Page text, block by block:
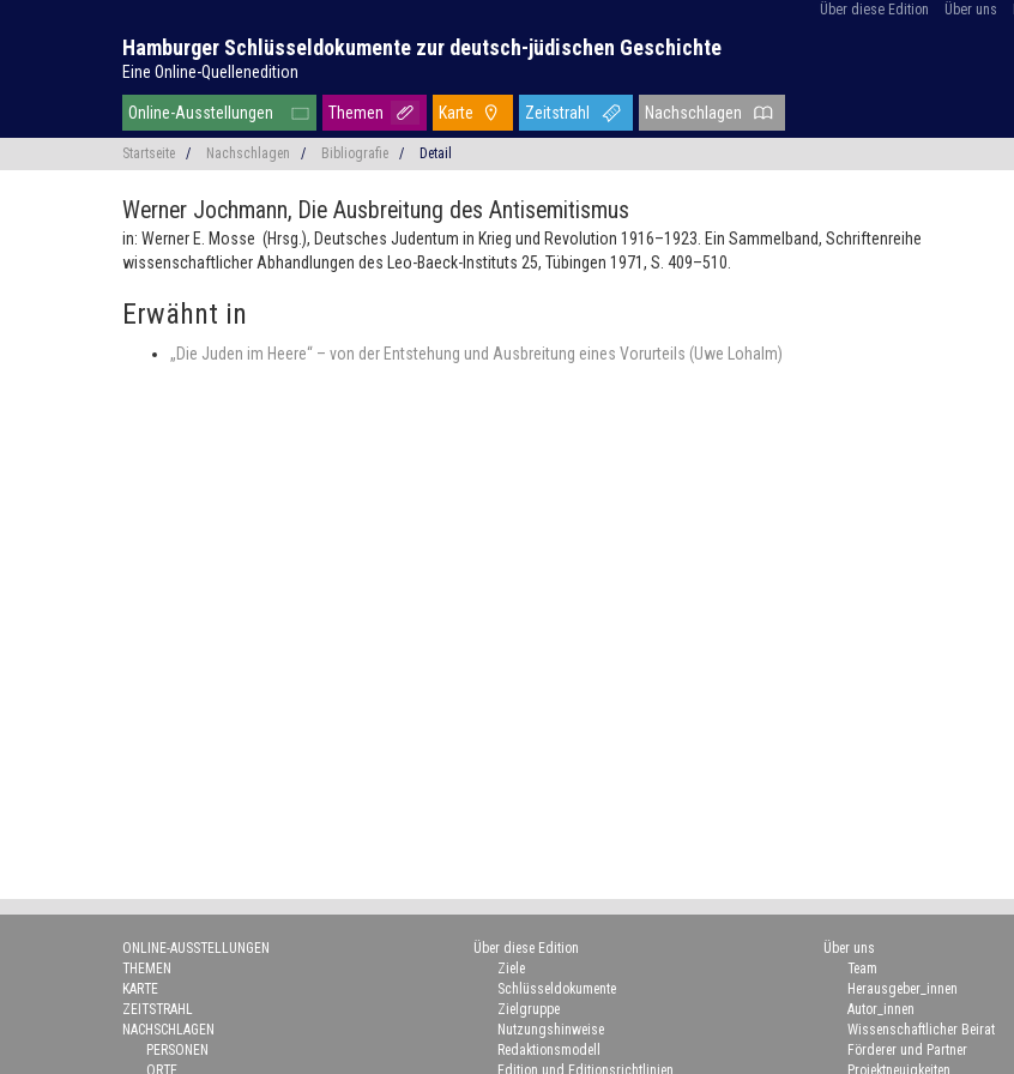
Über diese Edition Über uns
Hamburger Schlüsseldokumente zur deutsch-jüdischen Geschichte
Eine Online-Quellenedition
Online-Ausstellungen Themen Karte Zeitstrahl Nachschlagen
Startseite / Nachschlagen / Bibliografie / Detail
Werner Jochmann, Die Ausbreitung des Antisemitismus
in: Werner E. Mosse (Hrsg.), Deutsches Judentum in Krieg und Revolution 1916–1923. Ein Sammelband, Schriftenreihe
wissenschaftlicher Abhandlungen des Leo-Baeck-Instituts 25, Tübingen 1971, S. 409–510.
Erwähnt in
„Die Juden im Heere“ – von der Entstehung und Ausbreitung eines Vorurteils (Uwe Lohalm)
ONLINE-AUSSTELLUNGEN
THEMEN
KARTE
ZEITSTRAHL
NACHSCHLAGEN
PERSONEN
ORTE
Über diese Edition
Ziele
Schlüsseldokumente
Zielgruppe
Nutzungshinweise
Redaktionsmodell
Edition und Editionsrichtlinien
Über uns
Team
Herausgeber_innen
Autor_innen
Wissenschaftlicher Beirat
Förderer und Partner
Projektneuigkeiten